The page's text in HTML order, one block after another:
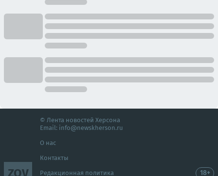
ZOV
© Лента новостей Херсона
Email: info@newskherson.ru
О нас
Контакты
Редакционная политика 18+